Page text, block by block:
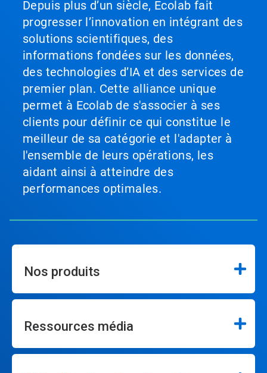
Depuis plus d’un siècle, Ecolab fait
progresser l’innovation en intégrant des
solutions scientifiques, des
informations fondées sur les données,
des technologies d’IA et des services de
premier plan. Cette alliance unique
permet à Ecolab de s'associer à ses
clients pour définir ce qui constitue le
meilleur de sa catégorie et l'adapter à
l'ensemble de leurs opérations, les
aidant ainsi à atteindre des
performances optimales.
Nos produits
Ressources média